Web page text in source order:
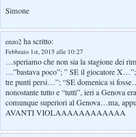
Simone
enzo2 ha scritto:
Febbraio 1st, 2015 alle 10:27
…speriamo che non sia la stagione dei
…”bastava poco”; ” SE il giocatore
tre punti persi…”; “SE domenica si
nonostante tutto e “tutti”, ieri a Genova
comunque superiori al Genova…ma,
AVANTI VIOLAAAAAAAAAAAA